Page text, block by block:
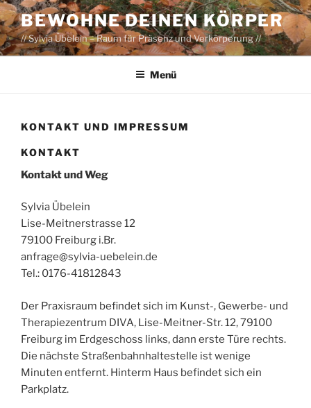
Zum
Inhalt
springen
BEWOHNE DEINEN KÖRPER
// Sylvia Übelein – Raum für Präsenz und Verkörperung //
Menü
KONTAKT UND IMPRESSUM
KONTAKT
Kontakt und Weg
Sylvia Übelein
Lise-Meitnerstrasse 12
79100 Freiburg i.Br.
anfrage@sylvia-uebelein.de
Tel.: 0176-41812843
Der Praxisraum befindet sich im Kunst-, Gewerbe- und
Therapiezentrum DIVA, Lise-Meitner-Str. 12, 79100
Freiburg im Erdgeschoss links, dann erste Türe rechts.
Die nächste Straßenbahnhaltestelle ist wenige
Minuten entfernt. Hinterm Haus befindet sich ein
Parkplatz.